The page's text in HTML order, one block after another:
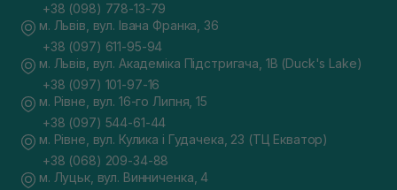
+38 (098) 778-13-79
м. Львів, вул. Івана Франка, 36
+38 (097) 611-95-94
м. Львів, вул. Академіка Підстригача, 1В (Duck's Lake)
+38 (097) 101-97-16
м. Рівне, вул. 16-го Липня, 15
+38 (097) 544-61-44
м. Рівне, вул. Кулика і Гудачека, 23 (ТЦ Екватор)
+38 (068) 209-34-88
м. Луцьк, вул. Винниченка, 4